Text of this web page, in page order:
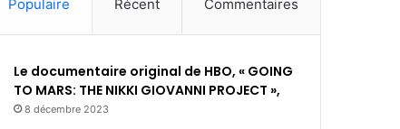
Populaire Récent Commentaires
Le documentaire original de HBO, « GOING
TO MARS: THE NIKKI GIOVANNI PROJECT »,
8 décembre 2023